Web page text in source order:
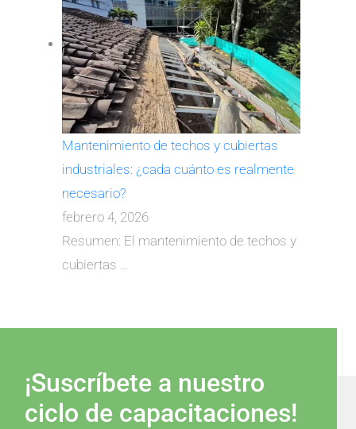
Mantenimiento de techos y cubiertas
industriales: ¿cada cuánto es realmente
necesario?
febrero 4, 2026
Resumen: El mantenimiento de techos y
cubiertas …
¡Suscríbete a nuestro
ciclo de capacitaciones!